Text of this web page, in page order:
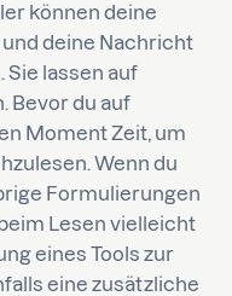
können deine
deine Nachricht
lassen auf
Bevor du auf
Moment Zeit, um
Wenn du
Formulierungen
Lesen vielleicht
eines Tools zur
eine zusätzliche